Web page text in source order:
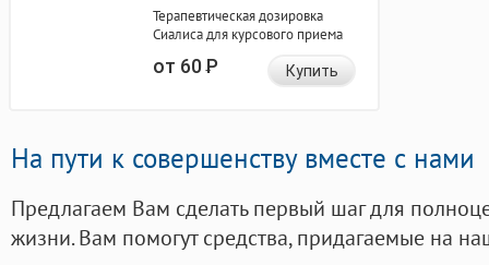
Терапевтическая дозировка
Сиалиса для курсового приема
от 60Р Купить
На пути к совершенству вместе с нами
Предлагаем Вам сделать первый шаг для
жизни. Вам помогут средства, придагаемые на